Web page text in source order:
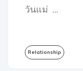
วันแม่ …
Relationship